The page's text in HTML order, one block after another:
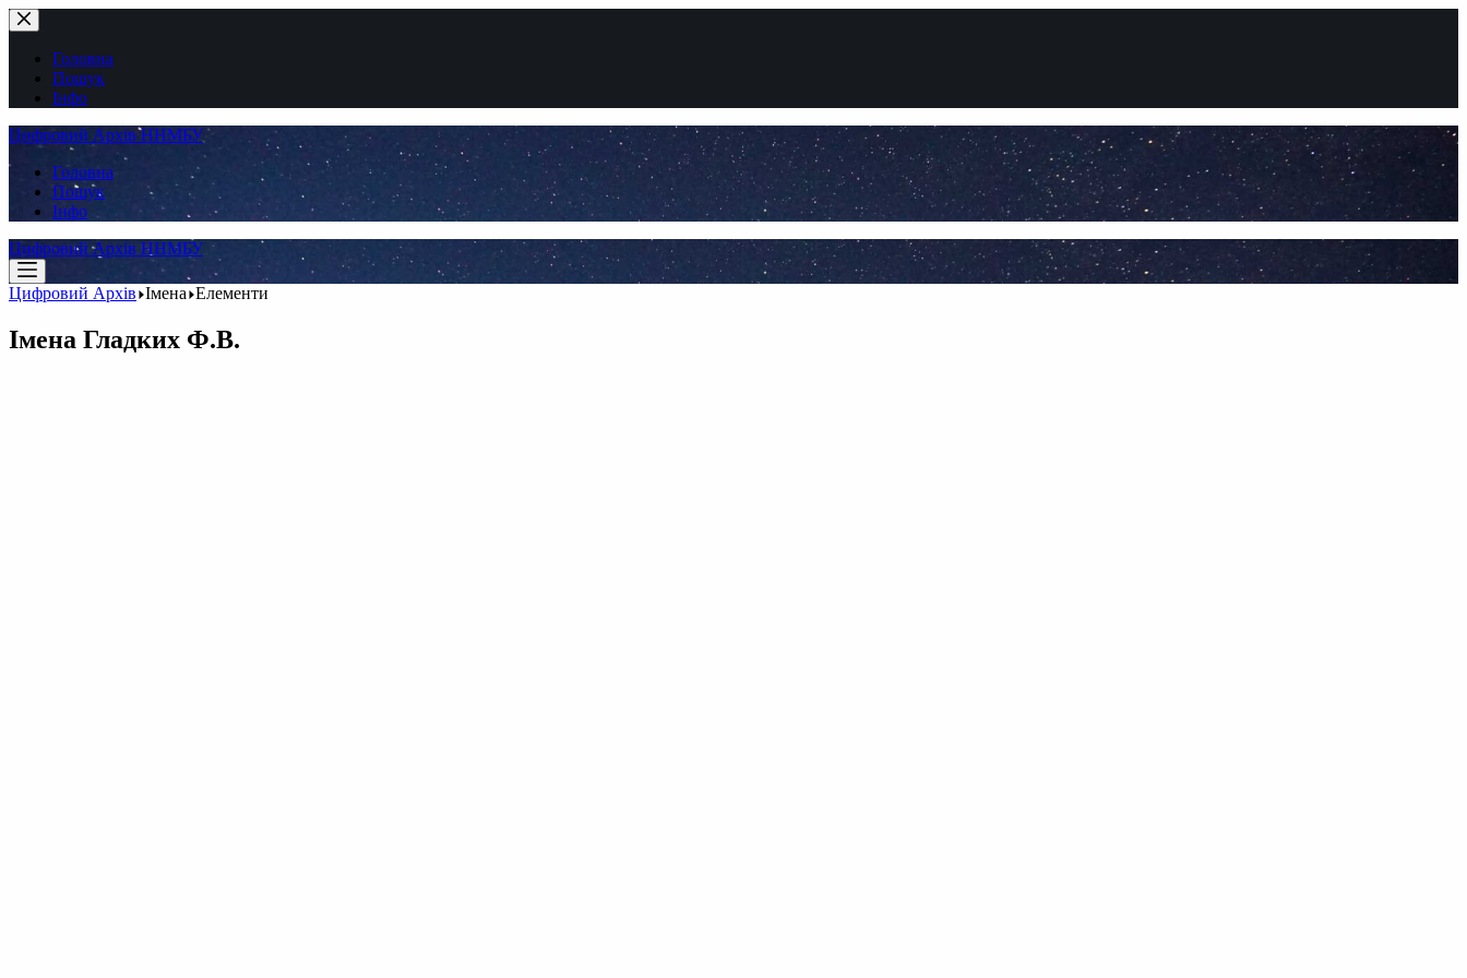
Перейти
до
вмістуГоловна
Пошук
Інфо
Цифровий Архів ННМБУ
Головна
Пошук
Інфо
Цифровий Архів ННМБУ
Цифровий Архів Імена Елементи
Імена Гладких Ф.В.